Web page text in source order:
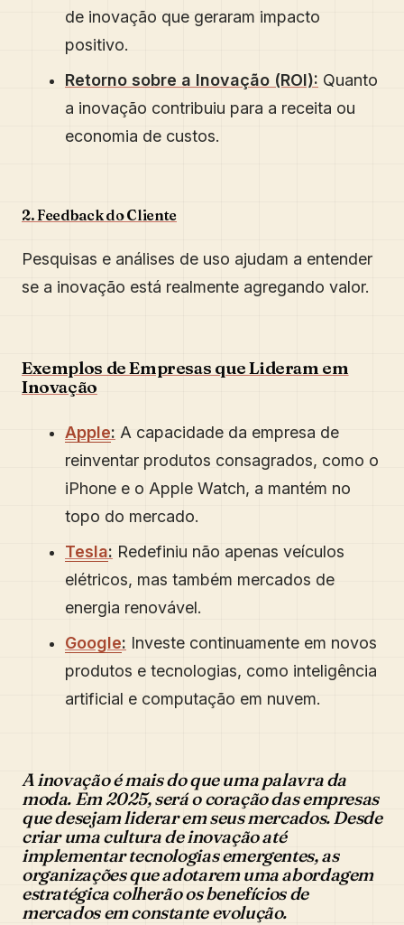
de inovação que geraram impacto
positivo.
Retorno sobre a Inovação (ROI): Quanto
a inovação contribuiu para a receita ou
economia de custos.
2. Feedback do Cliente
Pesquisas e análises de uso ajudam a entender
se a inovação está realmente agregando valor.
Exemplos de Empresas que Lideram em
Inovação
Apple: A capacidade da empresa de
reinventar produtos consagrados, como o
iPhone e o Apple Watch, a mantém no
topo do mercado.
Tesla: Redefiniu não apenas veículos
elétricos, mas também mercados de
energia renovável.
Google: Investe continuamente em novos
produtos e tecnologias, como inteligência
artificial e computação em nuvem.
A inovação é mais do que uma palavra da
moda. Em 2025, será o coração das empresas
que desejam liderar em seus mercados. Desde
criar uma cultura de inovação até
implementar tecnologias emergentes, as
organizações que adotarem uma abordagem
estratégica colherão os benefícios de
mercados em constante evolução.